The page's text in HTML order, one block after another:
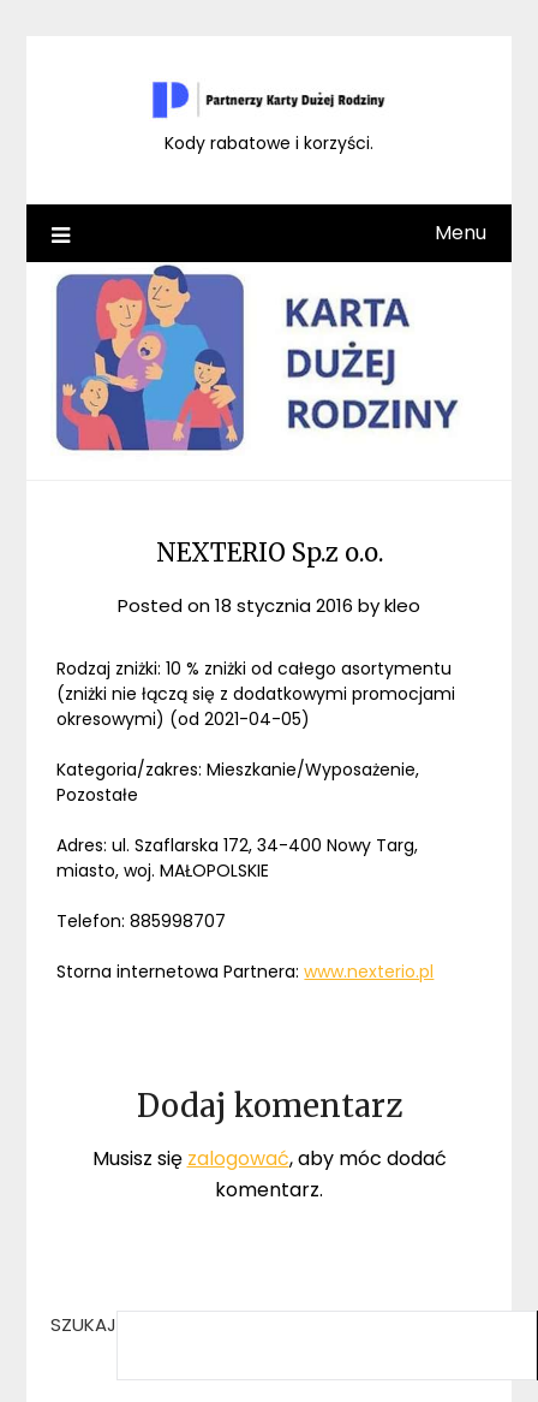
Kody rabatowe i korzyści.
Menu
NEXTERIO Sp.z o.o.
Posted on18 stycznia 2016 bykleo
Rodzaj zniżki: 10 % zniżki od całego asortymentu
(zniżki nie łączą się z dodatkowymi promocjami
okresowymi) (od 2021-04-05)
Kategoria/zakres: Mieszkanie/Wyposażenie,
Pozostałe
Adres: ul. Szaflarska 172, 34-400 Nowy Targ,
miasto, woj. MAŁOPOLSKIE
Telefon: 885998707
Storna internetowa Partnera:www.nexterio.pl
Dodaj komentarz
Musisz się zalogować, aby móc dodać
komentarz.
SZUKAJ